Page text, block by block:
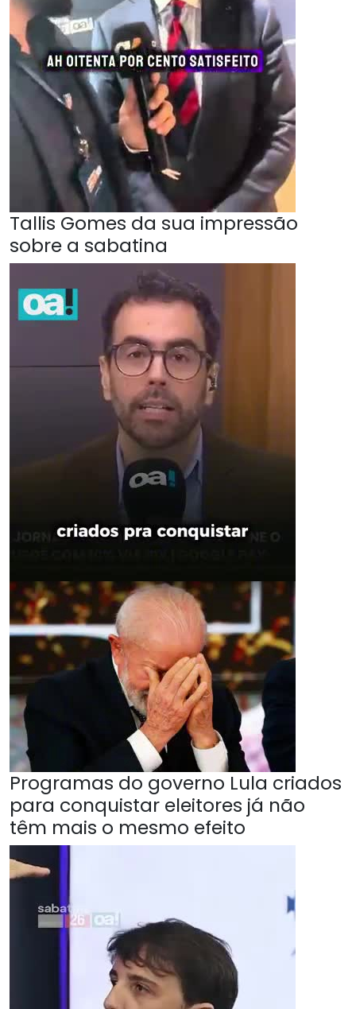
Tallis Gomes da sua impressão
sobre a sabatina
Programas do governo Lula criados
para conquistar eleitores já não
têm mais o mesmo efeito